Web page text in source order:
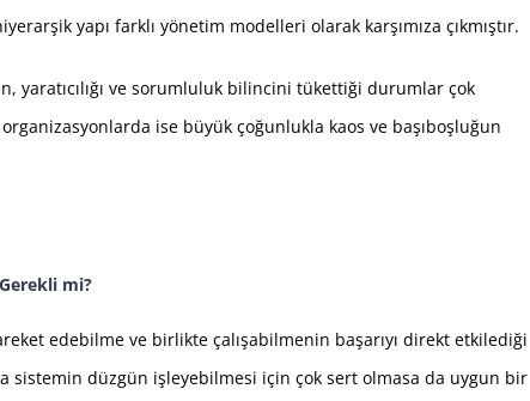
yapı farklı yönetim modelleri olarak karşımıza çıkmıştır.
yaratıcılığı ve sorumluluk bilincini tükettiği durumlar çok
ise büyük çoğunlukla kaos ve başıboşluğun
mi?
edebilme ve birlikte çalışabilmenin başarıyı direkt etkilediği
sistemin düzgün işleyebilmesi için çok sert olmasa da uygun bir